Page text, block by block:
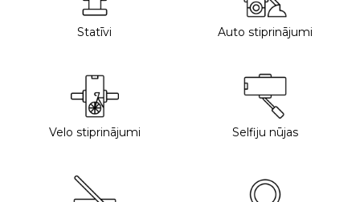
Statīvi Auto stiprinājumi
Velo stiprinājumi Selfiju nūjas